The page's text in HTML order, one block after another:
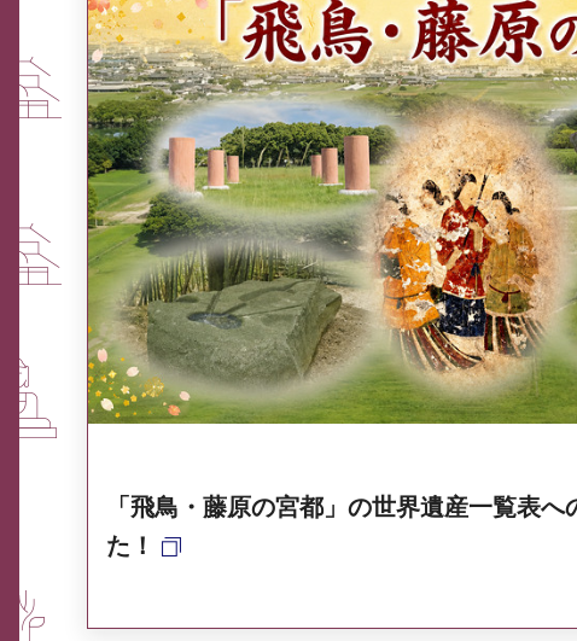
「飛鳥・藤原の宮都」の世界遺産一覧表へ
た！
中東情勢や原油価格上昇の影響
を受ける中小企業向け相談窓口
について
ふるさと納税なら、奈良